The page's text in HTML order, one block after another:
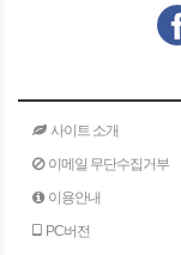
사이트 소개
이메일 무단수집거부
이용안내
PC버전